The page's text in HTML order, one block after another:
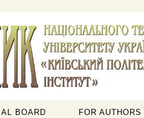
BOARD FOR AUTHORS